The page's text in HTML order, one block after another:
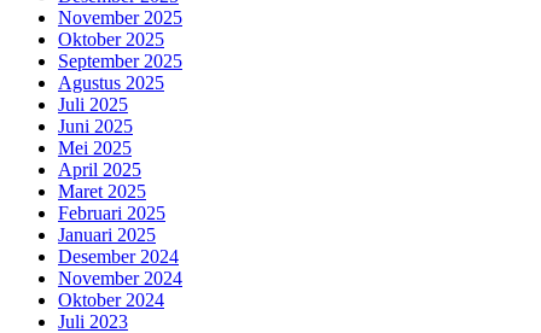
November 2025
Oktober 2025
September 2025
Agustus 2025
Juli 2025
Juni 2025
Mei 2025
April 2025
Maret 2025
Februari 2025
Januari 2025
Desember 2024
November 2024
Oktober 2024
Juli 2023